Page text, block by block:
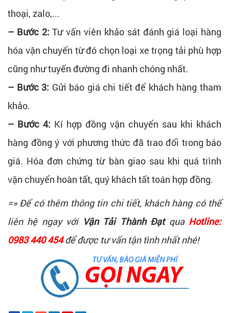
thoại, zalo,...
– Bước 2:Tư vấn viên khảo sát đánh giá loại hàng
hóa vận chuyển từ đó chọn loại xe trọng tải phù hợp
cũng như tuyến đường đi nhanh chóng nhất.
– Bước 3: Gửi báo giá chi tiết để khách hàng tham
khảo.
– Bước 4: Kí hợp đồng vận chuyển sau khi khách
hàng đồng ý với phương thức đã trao đổi trong báo
giá. Hóa đơn chứng từ bàn giao sau khi quá trình
vận chuyển hoàn tất, quý khách tất toán hợp đồng.
=» Để có thêm thông tin chi tiết, khách hàng có thể
liên hệ ngay với Vận Tải Thành Đạtqua Hotline:
0983 440 454để được tư vấn tận tình nhất nhé!